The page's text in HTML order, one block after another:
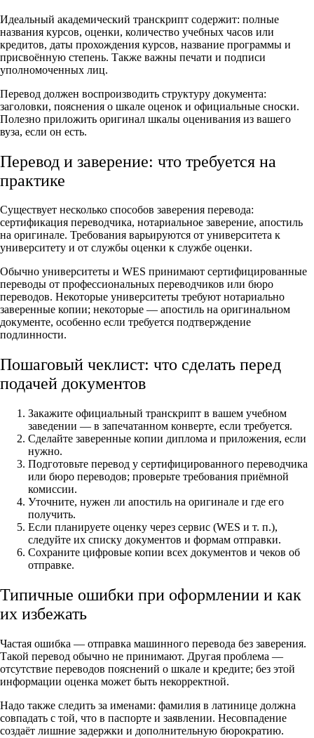
Идеальный академический транскрипт содержит: полные
названия курсов, оценки, количество учебных часов или
кредитов, даты прохождения курсов, название программы и
присвоённую степень. Также важны печати и подписи
уполномоченных лиц.
Перевод должен воспроизводить структуру документа:
заголовки, пояснения о шкале оценок и официальные сноски.
Полезно приложить оригинал шкалы оценивания из вашего
вуза, если он есть.
Перевод и заверение: что требуется на
практике
Существует несколько способов заверения перевода:
сертификация переводчика, нотариальное заверение, апостиль
на оригинале. Требования варьируются от университета к
университету и от службы оценки к службе оценки.
Обычно университеты и WES принимают сертифицированные
переводы от профессиональных переводчиков или бюро
переводов. Некоторые университеты требуют нотариально
заверенные копии; некоторые — апостиль на оригинальном
документе, особенно если требуется подтверждение
подлинности.
Пошаговый чеклист: что сделать перед
подачей документов
Закажите официальный транскрипт в вашем учебном
заведении — в запечатанном конверте, если требуется.
Сделайте заверенные копии диплома и приложения, если
нужно.
Подготовьте перевод у сертифицированного переводчика
или бюро переводов; проверьте требования приёмной
комиссии.
Уточните, нужен ли апостиль на оригинале и где его
получить.
Если планируете оценку через сервис (WES и т. п.),
следуйте их списку документов и формам отправки.
Сохраните цифровые копии всех документов и чеков об
отправке.
Типичные ошибки при оформлении и как
их избежать
Частая ошибка — отправка машинного перевода без заверения.
Такой перевод обычно не принимают. Другая проблема —
отсутствие переводов пояснений о шкале и кредите; без этой
информации оценка может быть некорректной.
Надо также следить за именами: фамилия в латинице должна
совпадать с той, что в паспорте и заявлении. Несовпадение
создаёт лишние задержки и дополнительную бюрократию.